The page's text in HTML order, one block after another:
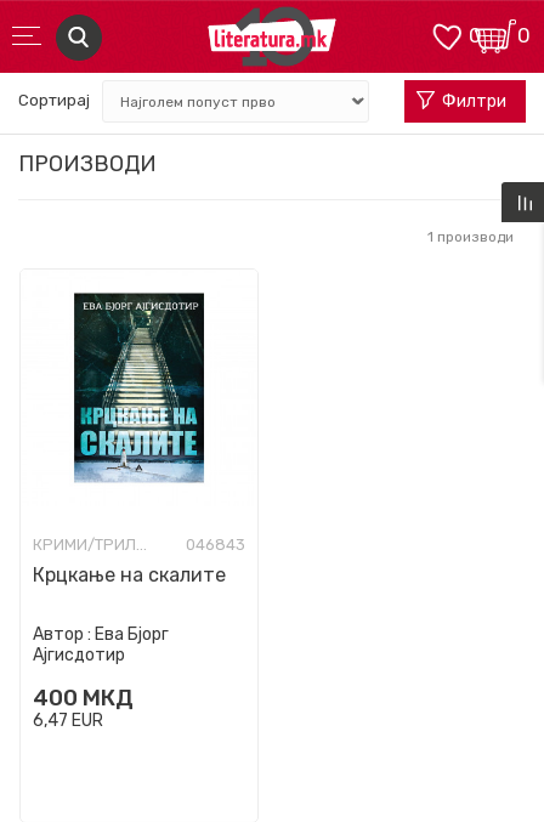
0
0
ПРОИЗВОДИ
Сортирај Филтри
1 производи
КРИМИ/ТРИЛЕР 046843
Крцкање на скалите
Автор : Ева Бјорг
Ајгисдотир
400 МКД
6,47 EUR